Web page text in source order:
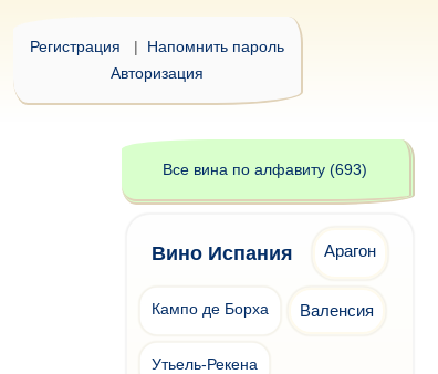
Регистрация | Напомнить пароль
Авторизация
Все вина по алфавиту (693)
Вино Испания Арагон
Кампо де Борха Валенсия
Утьель-Рекена